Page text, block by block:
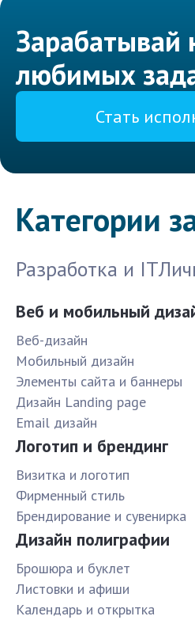
Зарабатывай
любимых
Стать
Категории
Разработка и IT
Веб и мобильный
Веб-дизайн
Мобильный дизайн
Элементы сайта и баннеры
Дизайн Landing page
Email дизайн
Логотип и брендинг
Визитка и логотип
Фирменный стиль
Брендирование и сувенирка
Дизайн полиграфии
Брошюра и буклет
Листовки и афиши
Календарь и открытка